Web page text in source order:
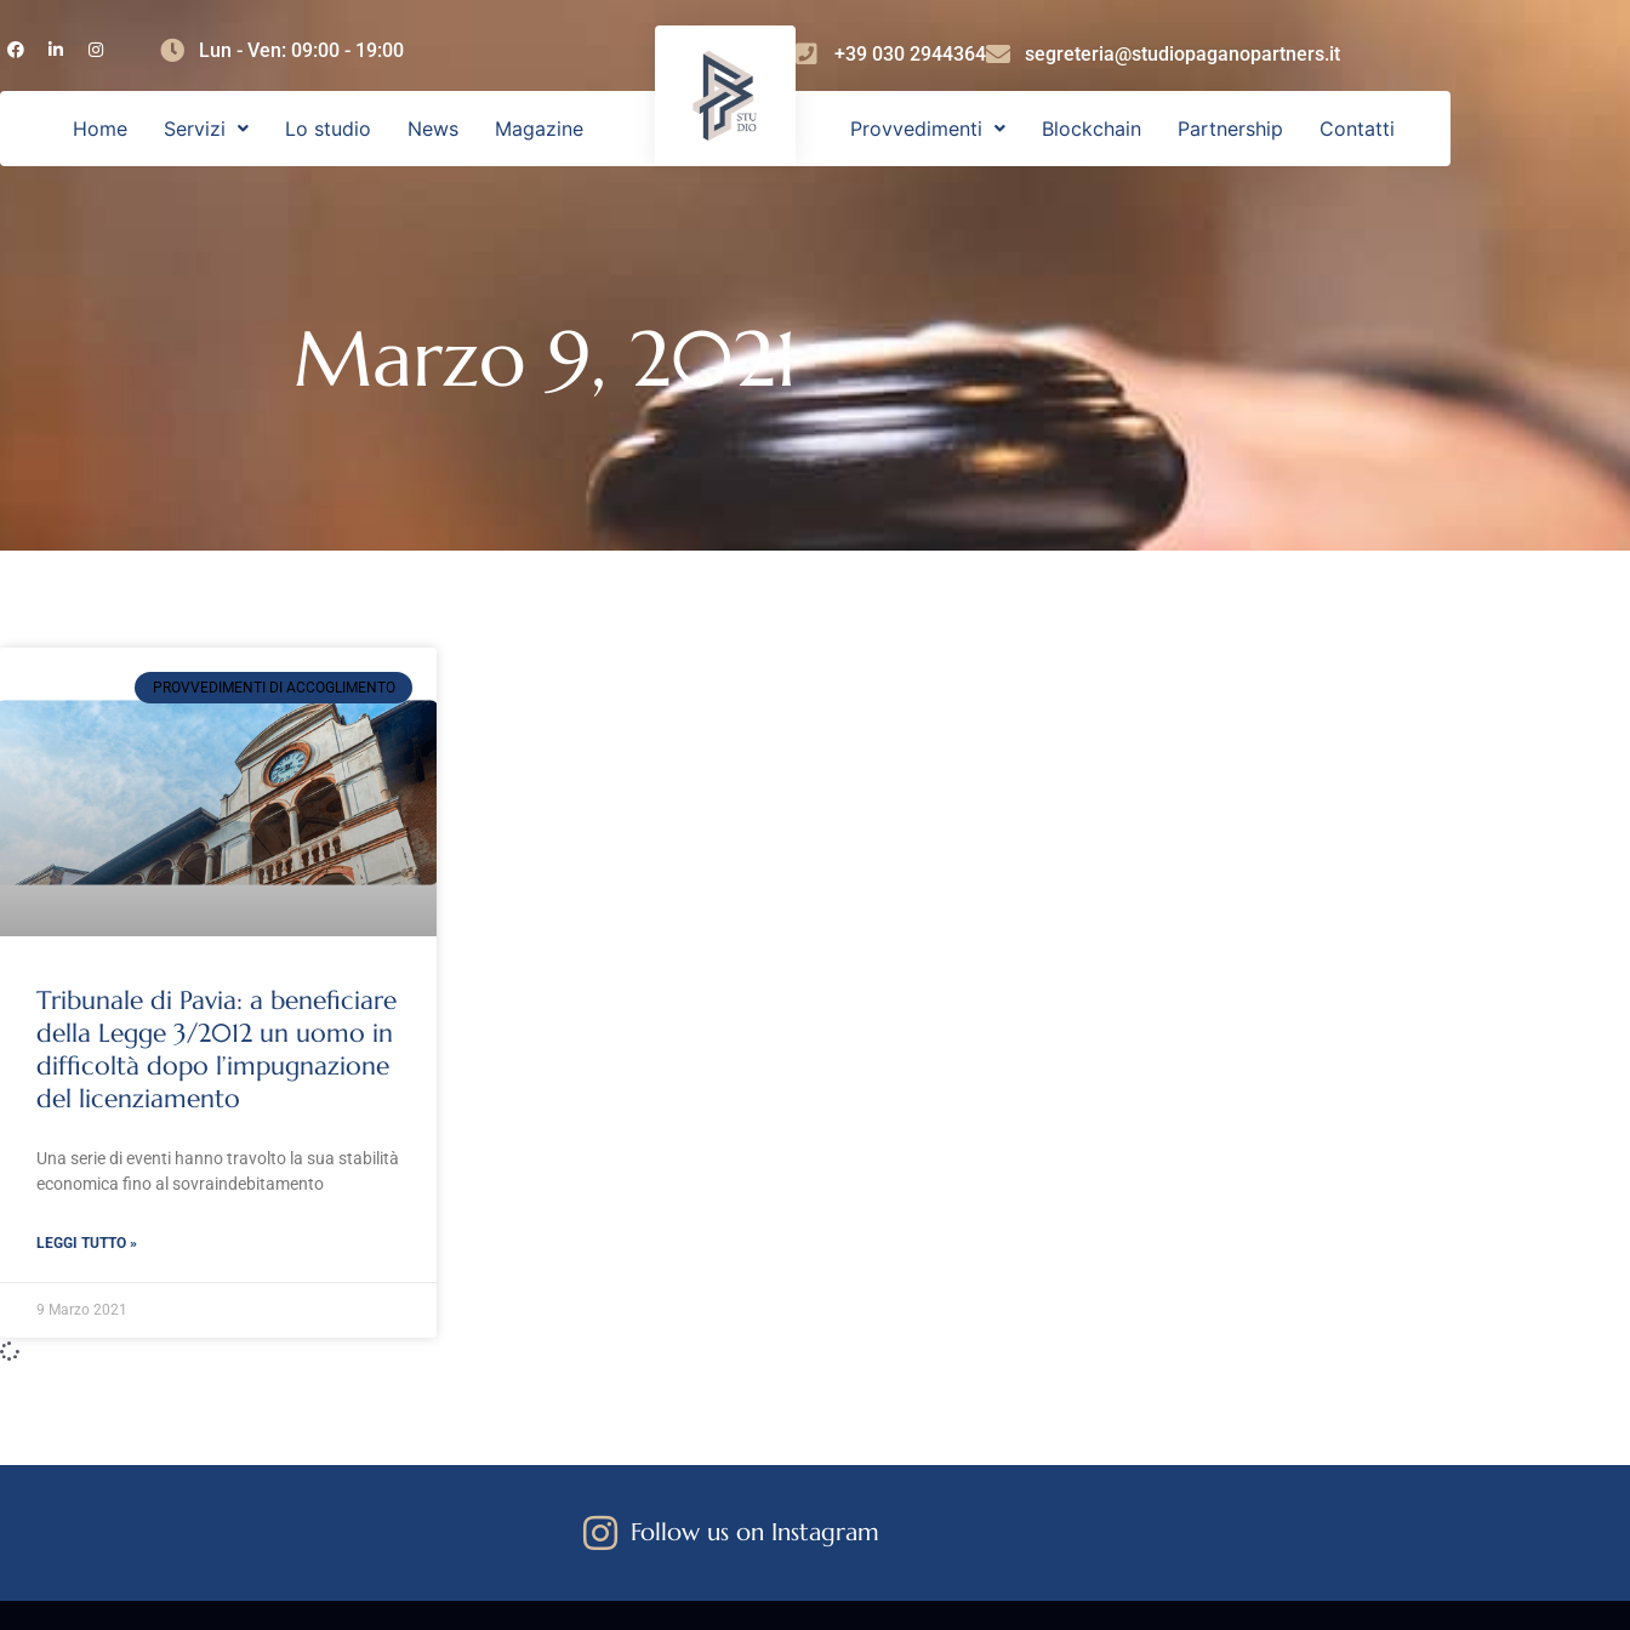
Lun - Ven: 09:00 - 19:00
Home Servizi Lo studio News Magazine
+39 030 2944364 segreteria@studiopaganopartners.it
Provvedimenti Blockchain Partnership Contatti
Marzo 9, 2021
PROVVEDIMENTI DI ACCOGLIMENTO
Tribunale di Pavia: a beneficiare
della Legge 3/2012 un uomo in
difficoltà dopo l’impugnazione
del licenziamento
Una serie di eventi hanno travolto la sua stabilità
economica fino al sovraindebitamento
LEGGI TUTTO »
9 Marzo 2021
Follow us on Instagram